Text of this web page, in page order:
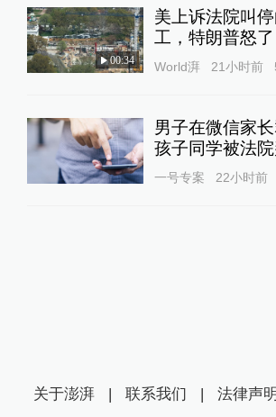
00:34
美上诉法院叫
工，特朗普怒
World湃 21小时前
男子在微信家
孩子同学被法
一号专案 22小时前
关于澎湃 | 联系我们 | 法律声明